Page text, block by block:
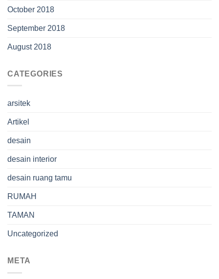
October 2018
September 2018
August 2018
CATEGORIES
arsitek
Artikel
desain
desain interior
desain ruang tamu
RUMAH
TAMAN
Uncategorized
META